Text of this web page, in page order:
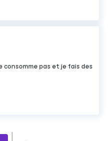
consomme pas et je fais des